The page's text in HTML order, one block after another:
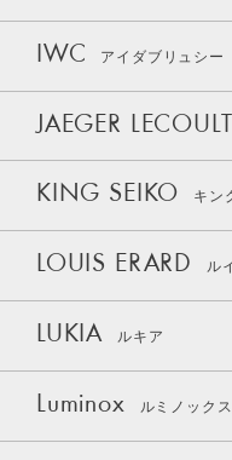
IWC アイダブリュシー
JAEGER
KING SEIKO キン
LOUIS ERARD ル
LUKIA ルキア
Luminox ルミノックス